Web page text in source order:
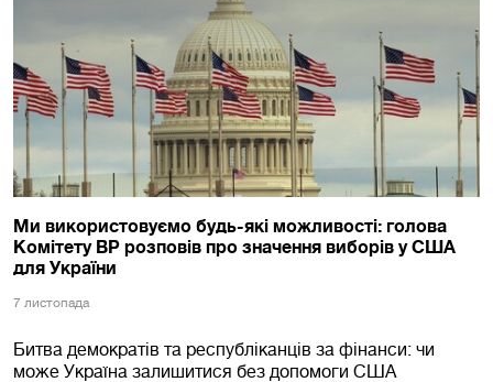
Ми використовуємо будь-які можливості: голова
Комітету ВР розповів про значення виборів у США
для України
7 листопада
Битва демократів та республіканців за фінанси: чи
може Україна залишитися без допомоги США